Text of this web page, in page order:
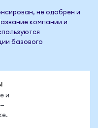
не одобрен и
компании и
базового
и